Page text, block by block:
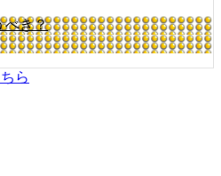
べき？
ら